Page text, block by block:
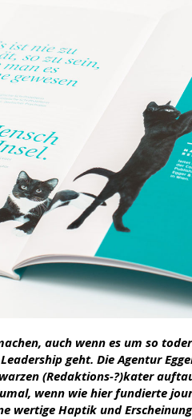
auch wenn es um so
geht. Die Agentur
(Redaktions-?)kater
wenn wie hier fundierte
wertige Haptik und